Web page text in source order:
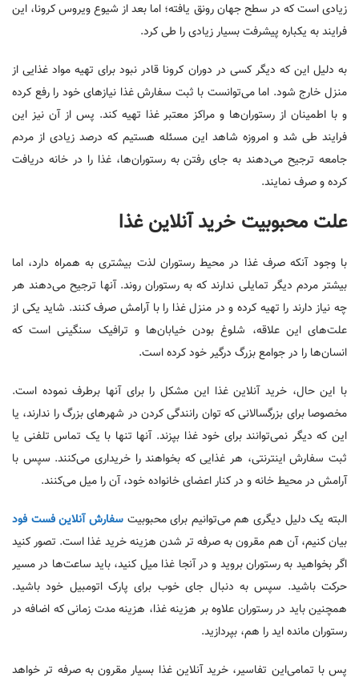
زیادی است که در سطح جهان رونق یافته؛ اما بعد از شیوع ویروس کرونا، این
فرایند به یکباره پیشرفت بسیار زیادی را طی کرد.
به دلیل این که دیگر کسی در دوران کرونا قادر نبود برای تهیه مواد غذایی از
منزل خارج شود. اما می‌توانست با ثبت سفارش غذا نیازهای خود را رفع کرده
و با اطمینان از رستوران‌ها و مراکز معتبر غذا تهیه کند. پس از آن نیز این
فرایند طی شد و امروزه شاهد این مسئله هستیم که درصد زیادی از مردم
جامعه ترجیح می‌دهند به جای رفتن به رستوران‌ها، غذا را در خانه دریافت
کرده و صرف نمایند.
علت محبوبیت خرید آنلاین غذا
با وجود آنکه صرف غذا در محیط رستوران لذت بیشتری به همراه دارد، اما
بیشتر مردم دیگر تمایلی ندارند که به رستوران روند. آنها ترجیح می‌دهند هر
چه نیاز دارند را تهیه کرده و در منزل غذا را با آرامش صرف کنند. شاید یکی از
علت‌های این علاقه، شلوغ بودن خیابان‌ها و ترافیک سنگینی است که
انسان‌ها را در جوامع بزرگ درگیر خود کرده است.
با این حال، خرید آنلاین غذا این مشکل را برای آنها برطرف نموده است.
مخصوصا برای بزرگسالانی که توان رانندگی کردن در شهرهای بزرگ را ندارند، یا
این که دیگر نمی‌توانند برای خود غذا بپزند. آنها تنها با یک تماس تلفنی یا
ثبت سفارش اینترنتی، هر غذایی که بخواهند را خریداری می‌کنند. سپس با
آرامش در محیط خانه و در کنار اعضای خانواده خود، آن را میل می‌کنند.
البته یک دلیل دیگری هم می‌توانیم برای محبوبیتسفارش آنلاین فست فود
بیان کنیم، آن هم مقرون به صرفه تر شدن هزینه خرید غذا است. تصور کنید
اگر بخواهید به رستوران بروید و در آنجا غذا میل کنید، باید ساعت‌ها در مسیر
حرکت باشید. سپس به دنبال جای خوب برای پارک اتومبیل خود باشید.
همچنین باید در رستوران علاوه بر هزینه غذا، هزینه مدت زمانی که اضافه در
رستوران مانده اید را هم، بپردازید.
پس با تمامی‌این تفاسیر، خرید آنلاین غذا بسیار مقرون به صرفه تر خواهد